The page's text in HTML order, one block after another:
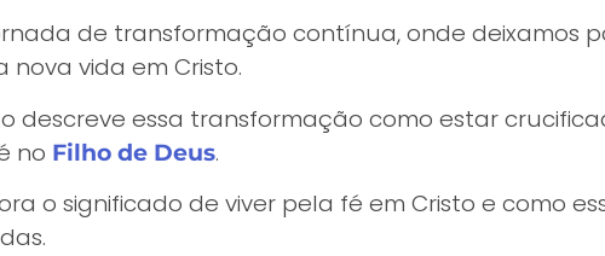
de transformação contínua, onde deixamos
vida em Cristo.
descreve essa transformação como estar
no Filho de Deus.
o significado de viver pela fé em Cristo e como